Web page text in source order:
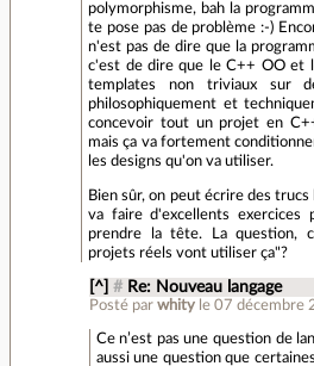
polymorphisme, bah la
te pose pas de problème :-)
n'est pas de dire que la
c'est de dire que le C++ OO et
templates non triviaux sur
philosophiquement et
concevoir tout un projet en
mais ça va fortement
les designs qu'on va utiliser.
Bien sûr, on peut écrire des
va faire d'excellents exercices
prendre la tête. La question,
projets réels vont utiliser ça"?
[^] # Re: Nouveau langage
Posté par whity le 07 décembre
Ce n’est pas une question de
aussi une question que